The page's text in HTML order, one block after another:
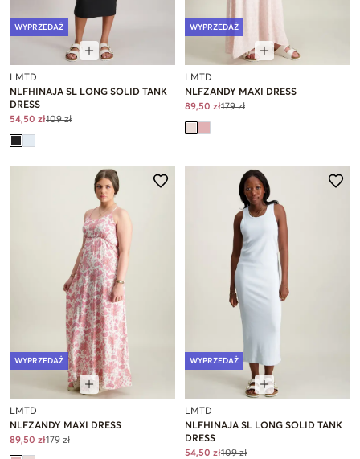
WYPRZEDAŻ
LMTD
NLFHINAJA SL LONG SOLID TANK
DRESS
54,50 zł109 zł
WYPRZEDAŻ
LMTD
NLFZANDY MAXI DRESS
89,50 zł179 zł
WYPRZEDAŻ
LMTD
NLFZANDY MAXI DRESS
89,50 zł179 zł
WYPRZEDAŻ
LMTD
NLFHINAJA SL LONG SOLID TANK
DRESS
54,50 zł109 zł